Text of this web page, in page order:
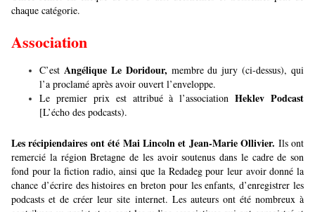
chaque catégorie.
Association
C’est Angélique Le Doridour, membre du jury (ci-dessus), qui
l’a proclamé après avoir ouvert l’enveloppe.
Le premier prix est attribué à l’associationHeklev Podcast
[L’écho des podcasts).
Les récipiendaires ont été Mai Lincoln et Jean-Marie Ollivier. Ils ont
remercié la région Bretagne de les avoir soutenus dans le cadre de son
fond pour la fiction radio, ainsi que la Redadeg pour leur avoir donné la
chance d’écrire des histoires en breton pour les enfants, d’enregistrer les
podcasts et de créer leur site internet. Les auteurs ont été nombreux à